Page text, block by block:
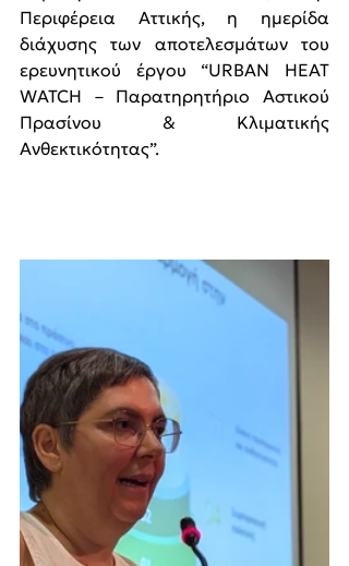
Περιφέρεια Αττικής, η ημερίδα
διάχυσης των αποτελεσμάτων του
ερευνητικού έργου “URBAN HEAT
WATCH – Παρατηρητήριο Αστικού
Πρασίνου & Κλιματικής
Ανθεκτικότητας”.